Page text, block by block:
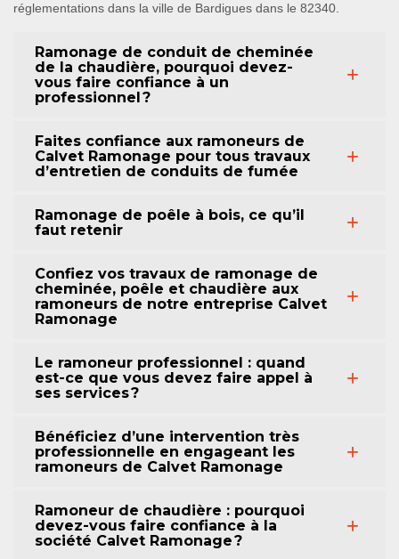
réglementations dans la ville de Bardigues dans le 82340.
Ramonage de conduit de cheminée
de la chaudière, pourquoi devez-
vous faire confiance à un
professionnel ?
Faites confiance aux ramoneurs de
Calvet Ramonage pour tous travaux
d’entretien de conduits de fumée
Ramonage de poêle à bois, ce qu’il
faut retenir
Confiez vos travaux de ramonage de
cheminée, poêle et chaudière aux
ramoneurs de notre entreprise Calvet
Ramonage
Le ramoneur professionnel : quand
est-ce que vous devez faire appel à
ses services ?
Bénéficiez d’une intervention très
professionnelle en engageant les
ramoneurs de Calvet Ramonage
Ramoneur de chaudière : pourquoi
devez-vous faire confiance à la
société Calvet Ramonage ?